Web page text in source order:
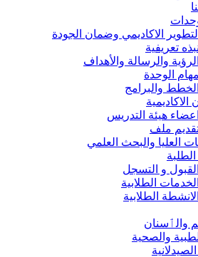
الاكاديمي وضمان الجودة
نبذه تعريفية
الرؤية والرسالة والأهداف
مهام الوحدة
الخطط والبرامج
الاكاديمية
اعضاء هيئة التدريس
ملف
العليا والبحث العلمي
القبول و التسجل
الخدمات الطلابية
الانشطة الطلابية
والٲسنان
والصحية